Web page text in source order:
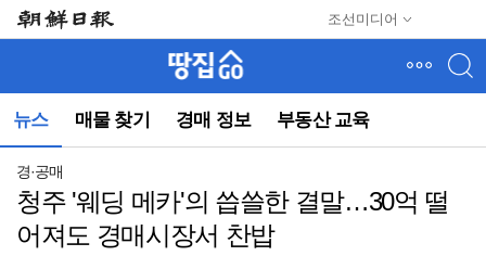
조선미디어
뉴스 매물 찾기 경매 정보 부동산 교육
뉴
(컨
경·공매
청주 '웨딩 메카'의 씁쓸한 결말…30억 떨
어져도 경매시장서 찬밥